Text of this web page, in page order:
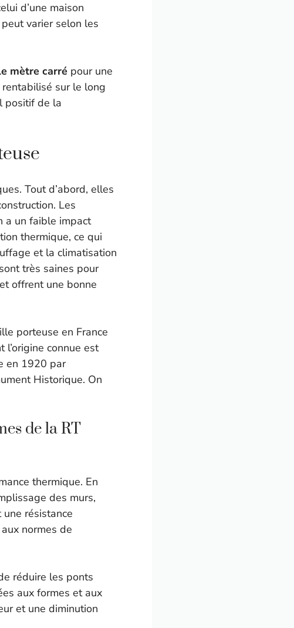
d’une maison
varier selon les
mètre carré pour une
sur le long
positif de la
Tout d’abord, elles
Les
a un faible impact
thermique, ce qui
et la climatisation
très saines pour
offrent une bonne
porteuse en France
connue est
en 1920 par
Historique. On
de la RT
thermique. En
des murs,
résistance
normes de
réduire les ponts
aux formes et aux
et une diminution